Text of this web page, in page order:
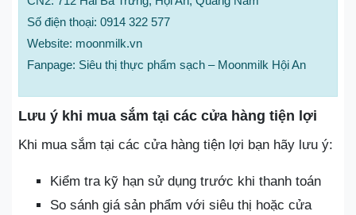
Số điện thoại: 0914 322 577
Website: moonmilk.vn
Fanpage: Siêu thị thực phẩm sạch – Moonmilk Hội An
Lưu ý khi mua sắm tại các cửa hàng tiện lợi
Khi mua sắm tại các cửa hàng tiện lợi bạn hãy lưu ý:
Kiểm tra kỹ hạn sử dụng trước khi thanh toán
So sánh giá sản phẩm với siêu thị hoặc cửa